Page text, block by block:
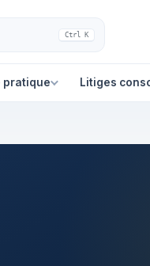
Ctrl K
pratique Litiges